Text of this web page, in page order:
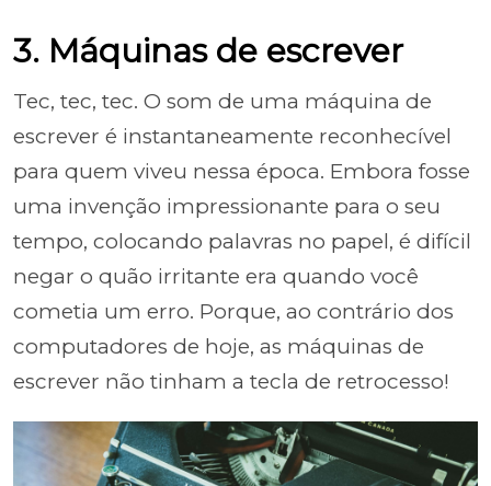
3. Máquinas de escrever
Tec, tec, tec. O som de uma máquina de
escrever é instantaneamente reconhecível
para quem viveu nessa época. Embora fosse
uma invenção impressionante para o seu
tempo, colocando palavras no papel, é difícil
negar o quão irritante era quando você
cometia um erro. Porque, ao contrário dos
computadores de hoje, as máquinas de
escrever não tinham a tecla de retrocesso!